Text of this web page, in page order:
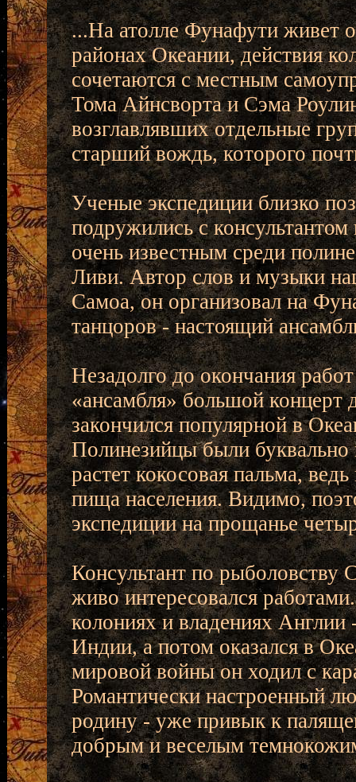
...На атолле Фунафути живет
районах Океании, действия
сочетаются с местным
Тома Айнсворта и Сэма
возглавлявших отдельные
старший вождь, которого
Ученые экспедиции близко
подружились с
очень известным среди
Ливи. Автор слов и музыки
Самоа, он организовал на
танцоров - настоящий
Незадолго до окончания
«ансамбля» большой концерт
закончился популярной в
Полинезийцы были
растет кокосовая пальма,
пища населения. Видимо,
экспедиции на прощанье
Консультант по рыболовству
живо интересовался
колониях и владениях
Индии, а потом оказался в
мировой войны он ходил с
Романтически настроенный
родину - уже привык к
добрым и веселым